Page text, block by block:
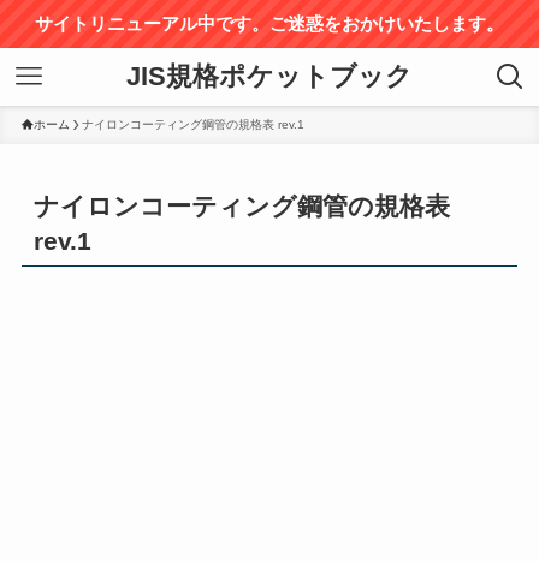
サイトリニューアル中です。ご迷惑をおかけいたします。
JIS規格ポケットブック
ホーム ナイロンコーティング鋼管の規格表 rev.1
ナイロンコーティング鋼管の規格表
rev.1